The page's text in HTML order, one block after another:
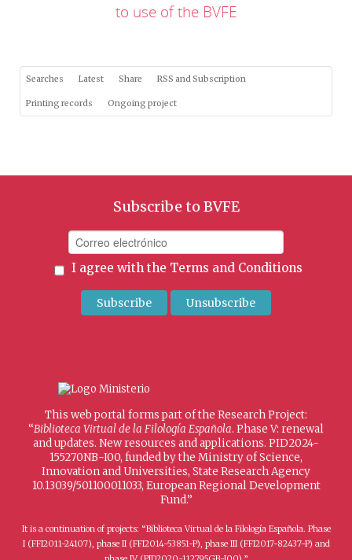
to use of the BVFE
Searches Latest Share RSS and Subscription
Printing records Ongoing project
Subscribe to BVFE
I agree with the Terms and Conditions
This web portal forms part of the Research Project:
“Biblioteca Virtual de la Filología Española. Phase V: renewal
and updates. New resources and applications. PID2024-
155270NB-I00, funded by the Ministry of Science,
Innovation and Universities, State Research Agency
10.13039/501100011033, European Regional Development
Fund.”
It is a continuation of projects: “Biblioteca Virtual de la Filología Española. Phase
I (FFI2011-24107), phase II (FFI2014-53851-P), phase III (FFI2017-82437-P) and